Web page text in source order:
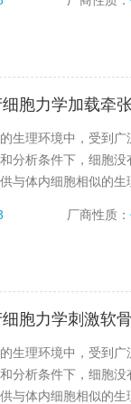
胞力学加载牵
生理环境中，受到
分析条件下，细胞
与体内细胞相似的
厂商性质：
胞力学刺激软
生理环境中，受到
分析条件下，细胞
与体内细胞相似的